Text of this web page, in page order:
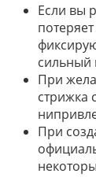
Если вы
сильный
При
стрижка
При